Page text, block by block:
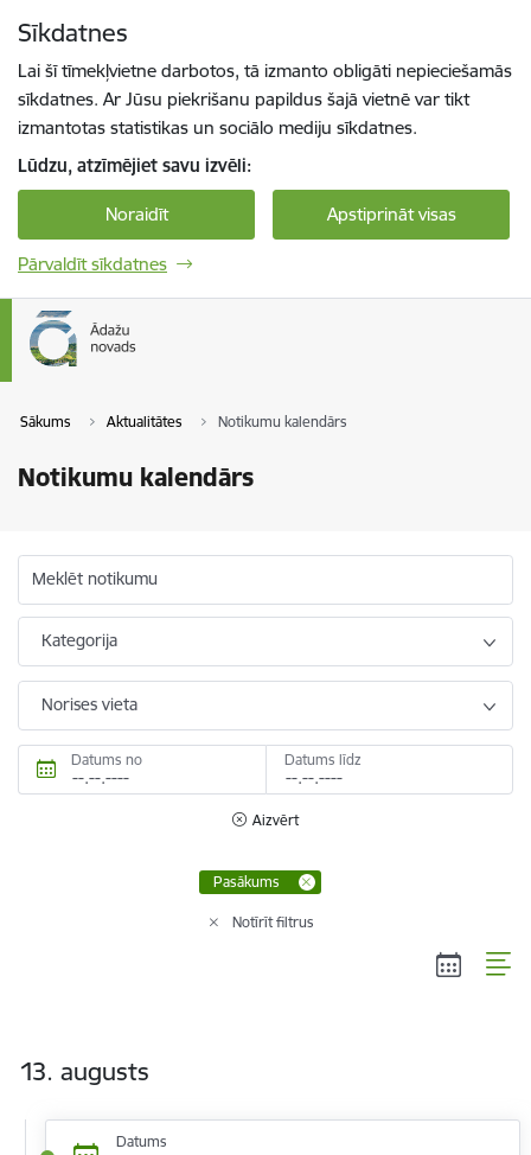
Sīkdatnes
Lai šī tīmekļvietne darbotos, tā izmanto obligāti nepieciešamās
sīkdatnes. Ar Jūsu piekrišanu papildus šajā vietnē var tikt
izmantotas statistikas un sociālo mediju sīkdatnes.
Lūdzu, atzīmējiet savu izvēli:
Noraidīt Apstiprināt visas
Pārvaldīt sīkdatnes
Sākums Aktualitātes Notikumu kalendārs
Notikumu kalendārs
Meklēt notikumu
Kategorija
Norises vieta
Datums no Datums līdz
Aizvērt
Pasākums
Notīrīt filtrus
13. augusts
Datums